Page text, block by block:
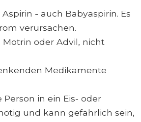
- auch Babyaspirin. Es
verursachen.
oder Advil, nicht
Medikamente
in ein Eis- oder
und kann gefährlich sein,